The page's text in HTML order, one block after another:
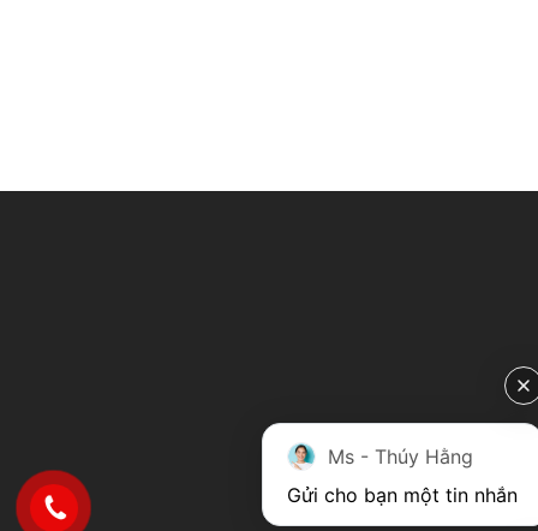
Ms - Thúy Hằng
Gửi cho bạn một tin nhắn